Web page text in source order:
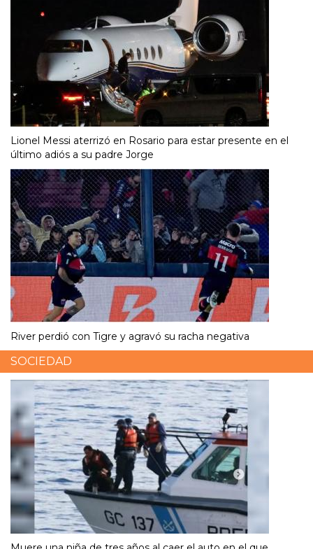
Lionel Messi aterrizó en Rosario para estar presente en el
último adiós a su padre Jorge
River perdió con Tigre y agravó su racha negativa
SOCIEDAD